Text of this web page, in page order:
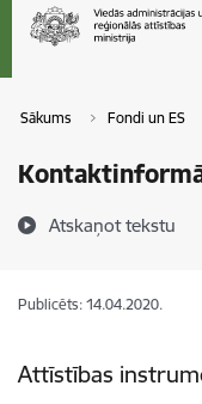
Sākums Fondi un ES
Atskaņot tekstu
Publicēts: 14.04.2020.
Attīstības